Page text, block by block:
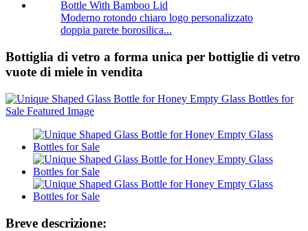
Moderno rotondo chiaro logo personalizzato
doppia parete borosilica...
Bottiglia di vetro a forma unica per bottiglie di vetro
vuote di miele in vendita
Breve descrizione: